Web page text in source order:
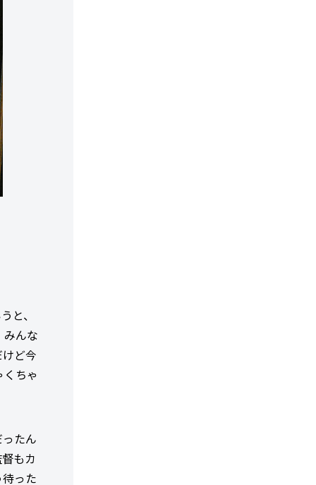
と、
みんな
ど今
ちゃ
たん
もカ
った